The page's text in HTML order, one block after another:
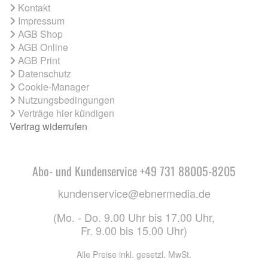
Kontakt
Impressum
AGB Shop
AGB Online
AGB Print
Datenschutz
Cookie-Manager
Nutzungsbedingungen
Verträge hier kündigen
Vertrag widerrufen
Abo- und Kundenservice +49 731 88005-8205
kundenservice@ebnermedia.de
(Mo. - Do. 9.00 Uhr bis 17.00 Uhr,
Fr. 9.00 bis 15.00 Uhr)
Alle Preise inkl. gesetzl. MwSt.